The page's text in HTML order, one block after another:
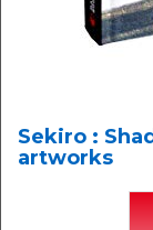
Sekiro :
artworks